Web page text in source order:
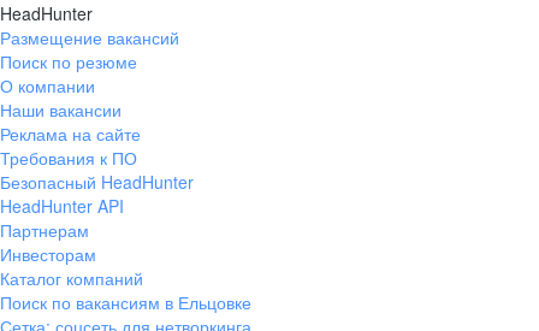
HeadHunter
Размещение вакансий
Поиск по резюме
О компании
Наши вакансии
Реклама на сайте
Требования к ПО
Безопасный HeadHunter
HeadHunter API
Партнерам
Инвесторам
Каталог компаний
Поиск по вакансиям в Ельцовке